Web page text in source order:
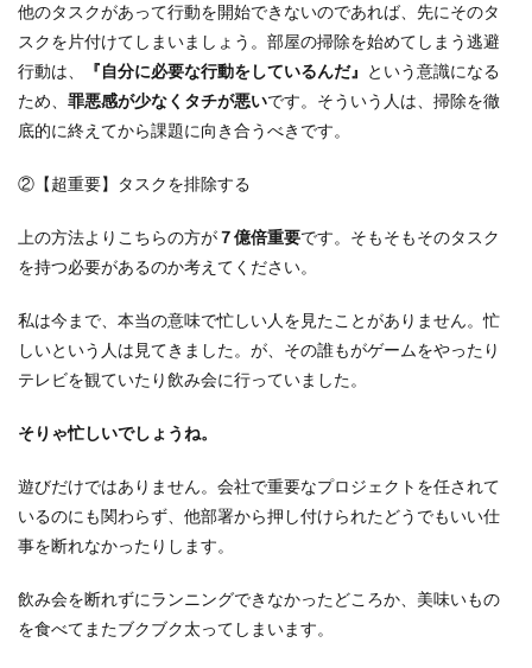
他のタスクがあって行動を開始できないのであれば、先にそのタ
スクを片付けてしまいましょう。部屋の掃除を始めてしまう逃避
行動は、
『自分に必要な行動をしているんだ』 という意識になる
ため、 罪悪感が少なくタチが悪いです。そういう人は、掃除を徹
底的に終えてから課題に向き合うべきです。
②【超重要】タスクを排除する
上の方法よりこちらの方が７億倍重要です。そもそもそのタスク
を持つ必要があるのか考えてください。
私は今まで、本当の意味で忙しい人を見たことがありません。忙
しいという人は見てきました。が、その誰もがゲームをやったり
テレビを観ていたり飲み会に行っていました。
そりゃ忙しいでしょうね。
遊びだけではありません。会社で重要なプロジェクトを任されて
いるのにも関わらず、他部署から押し付けられたどうでもいい仕
事を断れなかったりします。
飲み会を断れずにランニングできなかったどころか、美味いもの
を食べてまたブクブク太ってしまいます。